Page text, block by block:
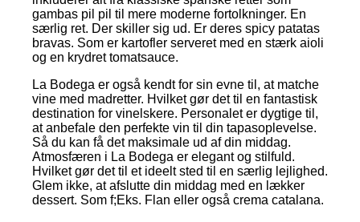
gambas pil pil til mere moderne fortolkninger. En
særlig ret. Der skiller sig ud. Er deres spicy patatas
bravas. Som er kartofler serveret med en stærk aioli
og en krydret tomatsauce.
La Bodega er også kendt for sin evne til, at matche
vine med madretter. Hvilket gør det til en fantastisk
destination for vinelskere. Personalet er dygtige til,
at anbefale den perfekte vin til din tapasoplevelse.
Så du kan få det maksimale ud af din middag.
Atmosfæren i La Bodega er elegant og stilfuld.
Hvilket gør det til et ideelt sted til en særlig lejlighed.
Glem ikke, at afslutte din middag med en lækker
dessert. Som f;Eks. Flan eller også crema catalana.